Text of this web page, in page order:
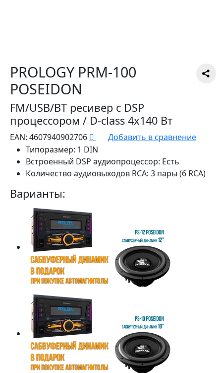
PROLOGY PRM-100
POSEIDON
FM/USB/BT ресивер с DSP
процессором / D-class 4х140 Вт
EAN: 4607940902706
Добавить в сравнение
Типоразмер: 1 DIN
Встроенный DSP аудиопроцессор: Есть
Количество аудиовыходов RCA: 3 пары (6 RCA)
Варианты: